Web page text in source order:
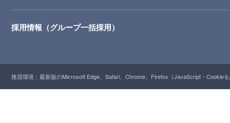
採用情報（グループ一括採用）
推奨環境：最新版のMicrosoft Edge、Safari、Chrome、Firefox（JavaScript・Cookie